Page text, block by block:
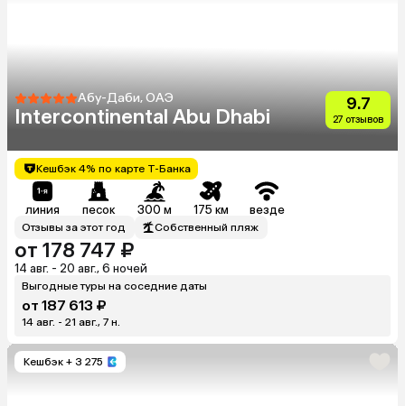
Абу-Даби, ОАЭ
Intercontinental Abu Dhabi
9.7
27 отзывов
Кешбэк 4% по карте Т-Банка
линия песок 300 м 175 км везде
Отзывы за этот год Собственный пляж
от 178 747 ₽
14 авг. - 20 авг., 6 ночей
Выгодные туры на соседние даты
от 187 613 ₽
14 авг. - 21 авг., 7 н.
Кешбэк + 3 275